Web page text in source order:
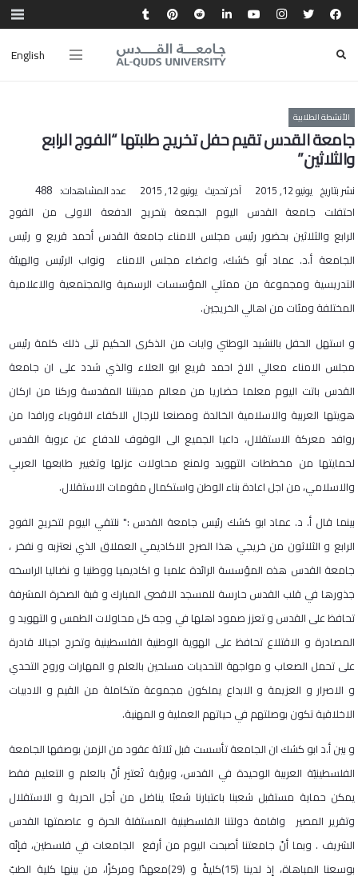
English
الأنشطة الطلابية
جامعة القدس تقيم حفل تخريج طلبتها “الفوج الرابع
والثلاثين”
نشر بتاريخ يونيو 12, 2015 آخر تحديث يونيو 12, 2015 عدد المشاهدات: 488
​احتفلت جامعة القدس اليوم الجمعة بتخريج الدفعة الاولى من الفوج
الرابع والثلاثين بحضور رئيس مجلس الامناء جامعة القدس أحمد قريع و رئيس
الجامعة أ.د. عماد أبو كشك، واعضاء مجلس الامناء ونواب الرئيس والهيئة
التدريسية ومجموعة من ممثلي المؤسسات الرسمية والمجتمعية والاعلامية
المختلفة ومئات من اهالي الخريجين.
و استهل الحفل بالنشيد الوطني وايات من الذكرى الحكيم تلى ذلك كلمة رئيس
مجلس الامناء معالي الاخ احمد قريع ابو العلاء والذي شدد على ان جامعة
القدس باتت اليوم معلما حضاريا من معالم مدينتنا المقدسة وركنا من اركان
هويتها العربية والاسلامية الخالدة ومصنعا للرجال الاكفاء الاقوياء ورافدا من
روافد معركة الاستقلال، داعيا الجميع الى الوقوف للدفاع عن عروبة القدس
لحمايتها من مخططات التهويد ولمنع محاولات عزلها وتغيير طابعها العربي
والاسلامي، من اجل اعادة بناء الوطن واستكمال مقومات الاستقلال.
بينما قال أ. د. عماد ابو كشك رئيس جامعة القدس :" نلتقي اليوم لتخريج الفوج
الرابع و الثلاثون من خريجي هذا الصرح الاكاديمي العملاق الذي نعتزبه و نفخر ،
جامعة القدس هذه المؤسسة الرائدة علميا و اكاديميا ووطنيا و نضاليا الراسخه
جذورها في قلب القدس حارسة للمسجد الاقصى المبارك و قبة الصخرة المشرفة
تحافظ على القدس و تعزز صمود اهلها في وجه كل محاولات الطمس و التهويد و
المصادرة و الاقتلاع تحافظ على الهوية الوطنية الفلسطينية وتخرج اجيالا قادرة
على تحمل الصعاب و مواجهة التحديات مسلحين بالعلم و المهارات وروح التحدي
و الاصرار و العزيمة و الابداع يملكون مجموعة متكاملة من القيم و الادبيات
الاخلاقية تكون بوصلتهم في حياتهم العملية و المهنية.
و بين أ.د ابو كشك ان الجامعة تأسست قبل ثلاثة عقود من الزمن بوصفها الجامعة
الفلسطينيّة العربية الوحيدة في القدس، وبرؤية تَعتبِر أنّ بالعلم و التعليم فقط
يمكن حماية مستقبل شعبنا باعتبارنا شعبًا يناضل من أجل الحرية و الاستقلال
وتقرير المصير واقامة دولتنا الفلسطينية المستقلة الحرة و عاصمتها القدس
الشريف . وبما أنّ جامعتنا أصبحت اليوم من أرفع الجامعات في فلسطين، فإنّه
بوسعنا المباهاة، إذ لدينا (15)كليةً و (29)معهدًا ومركزًا، من بينها كلية الطبّ